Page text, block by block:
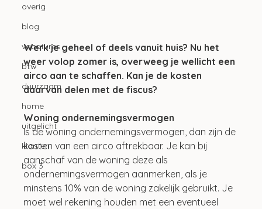
overig
blog
vacatures
btw
duurzaam
home
uitgelicht
klanten
box 3
Werk je geheel of deels vanuit huis? Nu het
weer volop zomer is, overweeg je wellicht een
airco aan te schaffen. Kan je de kosten
daarvan delen met de fiscus?
Woning ondernemingsvermogen
Is de woning ondernemingsvermogen, dan zijn de
kosten van een airco aftrekbaar. Je kan bij
aanschaf van de woning deze als
ondernemingsvermogen aanmerken, als je
minstens 10% van de woning zakelijk gebruikt. Je
moet wel rekening houden met een eventueel